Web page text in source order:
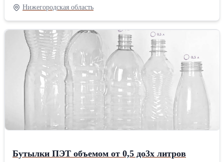
4,8 и 5 литров — отличный выбор для розлива воды и других
различных жидкостей. Для комплексного решения ваших задач
мы предлагаем сопутствующие товары: крышки и ручки.
Качество нашей ПЭТ тары гарантировано контролем на всех
этапах производственного процесса. 🌍Если вас заинтересовал
данный товар, вы можете ознакомиться и выбрать необходимую
тару на нашем сайте tara-butylka.ru/
Нижегородская область
Бутылки ПЭТ объемом от 0,5 до3х литров